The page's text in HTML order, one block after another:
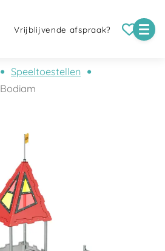
Vrijblijvende afspraak?
Speeltoestellen
Bodiam